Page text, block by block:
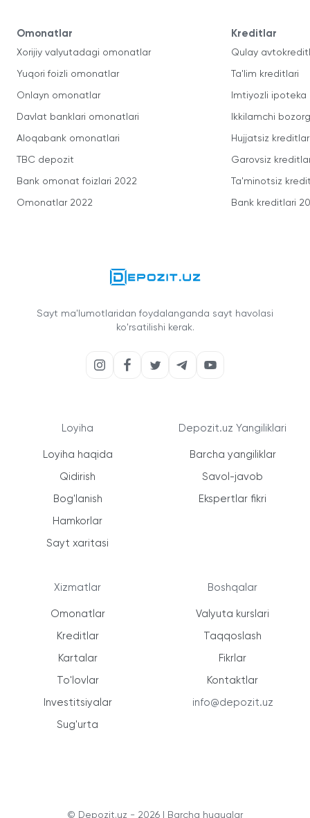
Omonatlar
Xorijiy valyutadagi omonatlar
Yuqori foizli omonatlar
Onlayn omonatlar
Davlat banklari omonatlari
Aloqabank omonatlari
TBC depozit
Bank omonat foizlari 2022
Omonatlar 2022
Kreditlar
Qulay
Ta'lim kreditlari
Imtiyozli ipoteka
Ikkilamchi
Hujjatsiz kreditlar
Garovsiz
Ta'minotsiz
Bank kreditlari
Sayt ma'lumotlaridan foydalanganda sayt havolasi
ko'rsatilishi kerak.
Loyiha
Loyiha haqida
Qidirish
Bog'lanish
Hamkorlar
Sayt xaritasi
Xizmatlar
Omonatlar
Kreditlar
Kartalar
To'lovlar
Investitsiyalar
Sug'urta
Depozit.uz Yangiliklari
Barcha yangiliklar
Savol-javob
Ekspertlar fikri
Boshqalar
Valyuta kurslari
Taqqoslash
Fikrlar
Kontaktlar
info@depozit.uz
© Depozit.uz - 2026 | Barcha huquqlar